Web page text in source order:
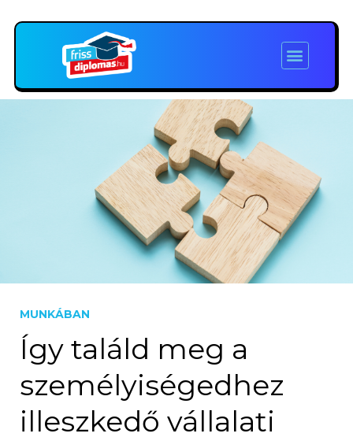
MUNKÁBAN
Így találd meg a
személyiségedhez
illeszkedő vállalati